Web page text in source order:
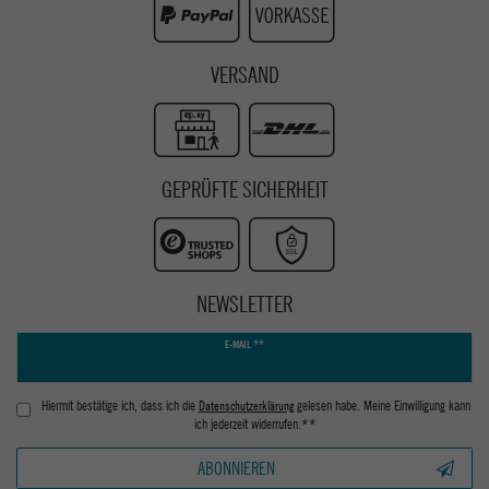
VERSAND
GEPRÜFTE SICHERHEIT
NEWSLETTER
E-MAIL **
Hiermit bestätige ich, dass ich die Daten­schutz­erklärunggelesen habe. Meine Einwilligung kann
ich jederzeit widerrufen.**
ABONNIEREN